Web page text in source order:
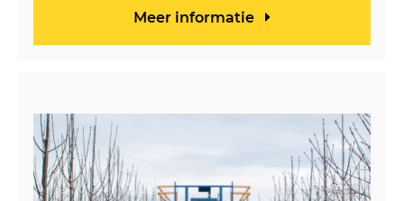
Meer informatie